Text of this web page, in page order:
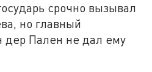
срочно вызывал
но главный
дер Пален не дал ему